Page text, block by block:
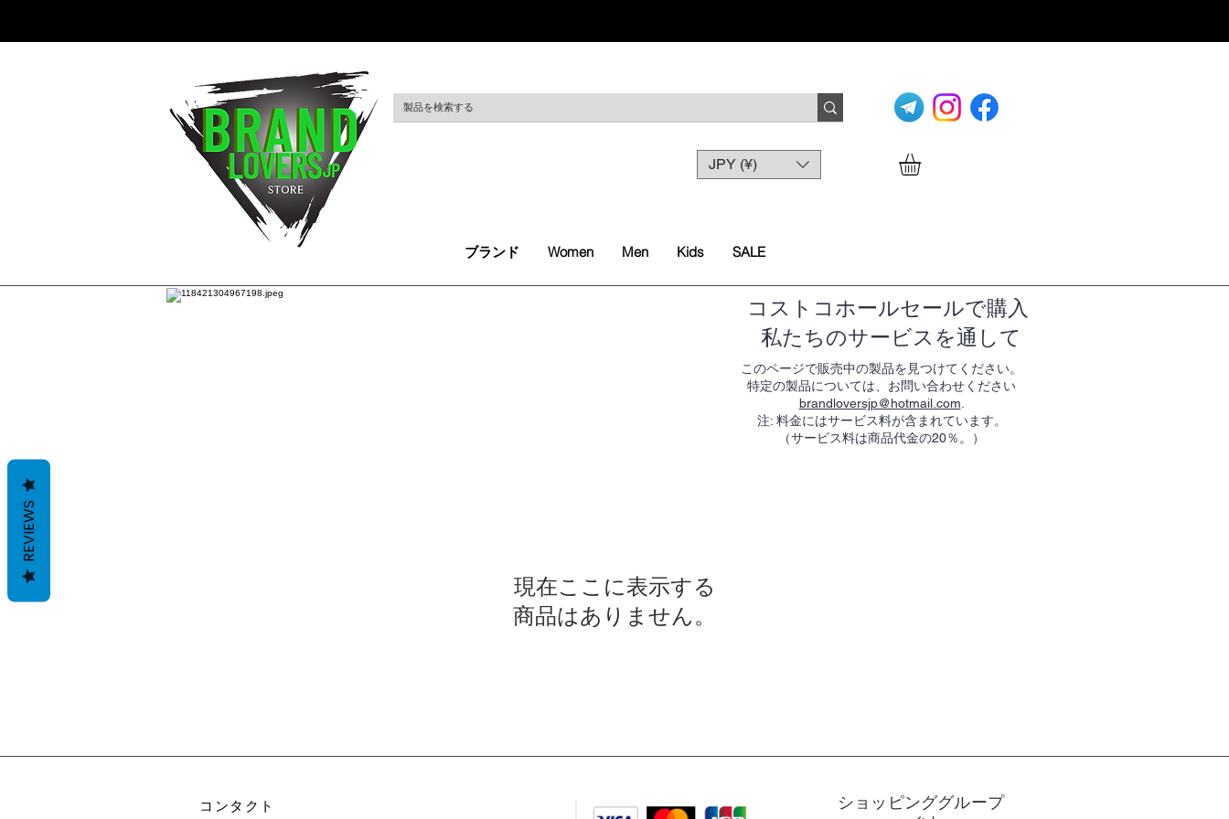
JPY (¥)
ブランド Women Men Kids SALE
コストコホールセールで購入
私たちのサービスを通して
このページで販売中の製品を見つけてください。
特定の製品については、お問い合わせください
brandloversjp@hotmail.com
注: 料金にはサービス料が含まれています。
（サービス料は商品代金の20％。）
現在ここに表示する
商品はありません。
コンタクト
ショッピンググループ
REVIEWS